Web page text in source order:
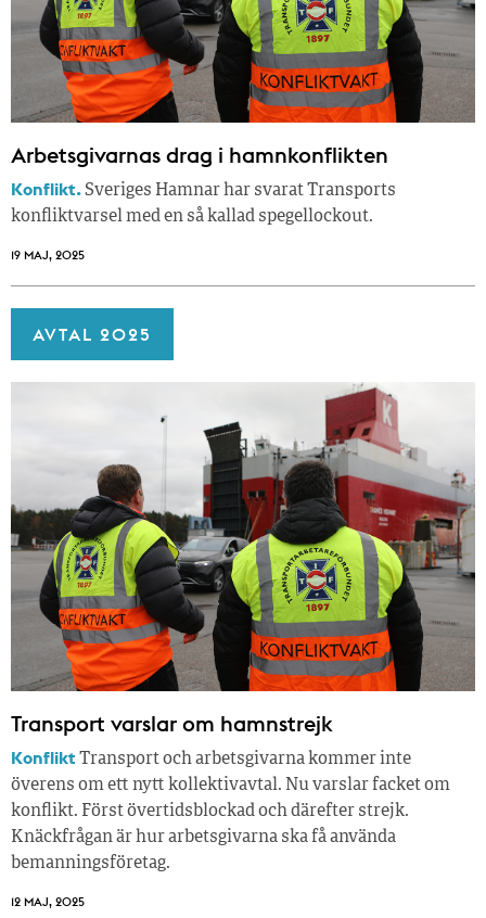
Arbetsgivarnas drag i hamnkonflikten
Konflikt.Sveriges Hamnar har svarat Transports
konfliktvarsel med en så kallad spegellockout.
19 MAJ, 2025
AVTAL 2025
Transport varslar om hamnstrejk
KonfliktTransport och arbetsgivarna kommer inte
överens om ett nytt kollektivavtal. Nu varslar facket om
konflikt. Först övertidsblockad och därefter strejk.
Knäckfrågan är hur arbetsgivarna ska få använda
bemanningsföretag.
12 MAJ, 2025